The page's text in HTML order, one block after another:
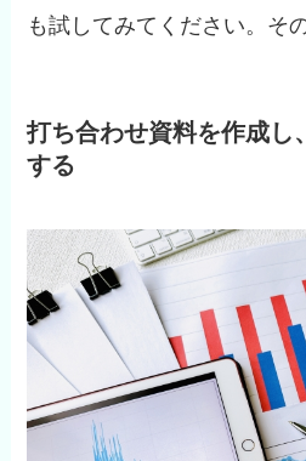
も試してみてください。そ
打ち合わせ資料を作成し
する